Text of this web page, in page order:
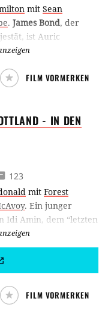
mit Sean
. James Bond, der
ist Auric
der die
will.
FILM VORMERKEN
- IN DEN
123
mit Forest
. Ein junger
Idi Amin, dem “letzten
seinem Reichtum
FILM VORMERKEN